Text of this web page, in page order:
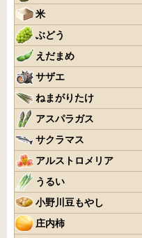
米
ぶどう
えだまめ
サザエ
ねまがりたけ
アスパラガス
サクラマス
アルストロメリア
うるい
小野川豆もやし
庄内柿